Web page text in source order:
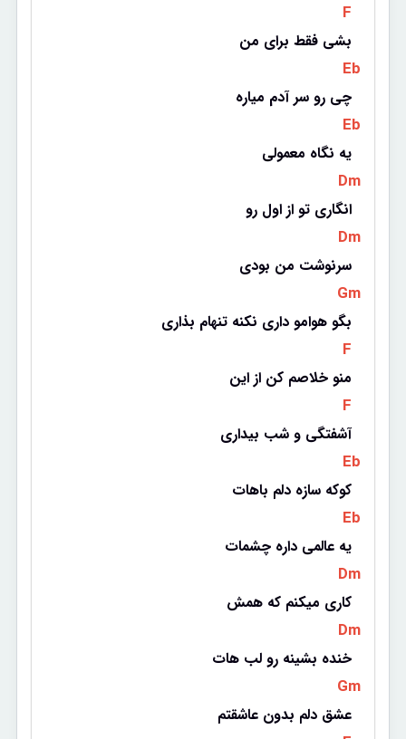
F
بشی فقط برای من
Eb
چی رو سر آدم میاره
Eb
یه نگاه معمولی
Dm
انگاری تو از اول رو
Dm
سرنوشت من بودی
Gm
بگو هوامو داری نکنه تنهام بذاری
F
منو خلاصم کن از این
F
آشفتگی و شب بیداری
Eb
کوکه سازه دلم باهات
Eb
یه عالمی داره چشمات
Dm
کاری میکنم که همش
Dm
خنده بشینه رو لب هات
Gm
عشق دلم بدون عاشقتم